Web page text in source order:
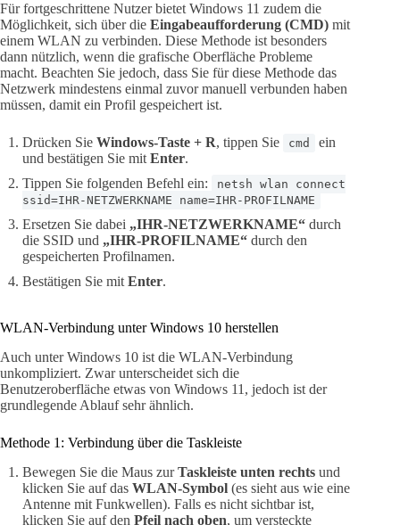
Für fortgeschrittene Nutzer bietet Windows 11 zudem die
Möglichkeit, sich über die Eingabeaufforderung (CMD) mit
einem WLAN zu verbinden. Diese Methode ist besonders
dann nützlich, wenn die grafische Oberfläche Probleme
macht. Beachten Sie jedoch, dass Sie für diese Methode das
Netzwerk mindestens einmal zuvor manuell verbunden haben
müssen, damit ein Profil gespeichert ist.
Drücken Sie Windows-Taste + R, tippen Sie cmd
ein
und bestätigen Sie mit Enter.
Tippen Sie folgenden Befehl ein:
netsh wlan connect
ssid=IHR-NETZWERKNAME name=IHR-PROFILNAME
Ersetzen Sie dabei „IHR-NETZWERKNAME“ durch
die SSID und „IHR-PROFILNAME“ durch den
gespeicherten Profilnamen.
Bestätigen Sie mit Enter.
WLAN-Verbindung unter Windows 10 herstellen
Auch unter Windows 10 ist die WLAN-Verbindung
unkompliziert. Zwar unterscheidet sich die
Benutzeroberfläche etwas von Windows 11, jedoch ist der
grundlegende Ablauf sehr ähnlich.
Methode 1: Verbindung über die Taskleiste
Bewegen Sie die Maus zurTaskleiste unten rechts und
klicken Sie auf das WLAN-Symbol (es sieht aus wie eine
Antenne mit Funkwellen). Falls es nicht sichtbar ist,
klicken Sie auf den Pfeil nach oben, um versteckte